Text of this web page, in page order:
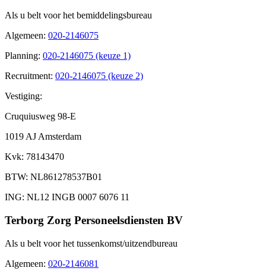
Als u belt voor het bemiddelingsbureau
Algemeen: 020-2146075
Planning: 020-2146075 (keuze 1)
Recruitment: 020-2146075 (keuze 2)
Vestiging:
Cruquiusweg 98-E
1019 AJ Amsterdam
Kvk: 78143470
BTW: NL861278537B01
ING: NL12 INGB 0007 6076 11
Terborg Zorg Personeelsdiensten BV
Als u belt voor het tussenkomst/uitzendbureau
Algemeen: 020-2146081